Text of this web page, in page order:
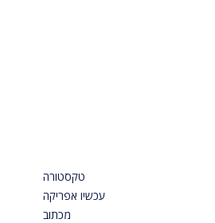
טקסטורה
עכשיו אפריקה
מכתוב